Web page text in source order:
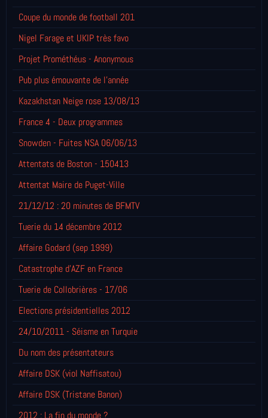
Coupe du monde de football 201
Nigel Farage et UKIP très favo
Projet Prométhéus - Anonymous
Pub plus émouvante de l'année
Kazakhstan Neige rose 13/08/13
France 4 - Deux programmes
Snowden - Fuites NSA 06/06/13
Attentats de Boston - 150413
Attentat Maire de Puget-Ville
21/12/12 : 20 minutes de BFMTV
Tuerie du 14 décembre 2012
Affaire Godard (sep 1999)
Catastrophe d'AZF en France
Tuerie de Collobrières - 17/06
Elections présidentielles 2012
24/10/2011 - Séisme en Turquie
Du nom des présentateurs
Affaire DSK (viol Naffisatou)
Affaire DSK (Tristane Banon)
2012 : La fin du monde ?